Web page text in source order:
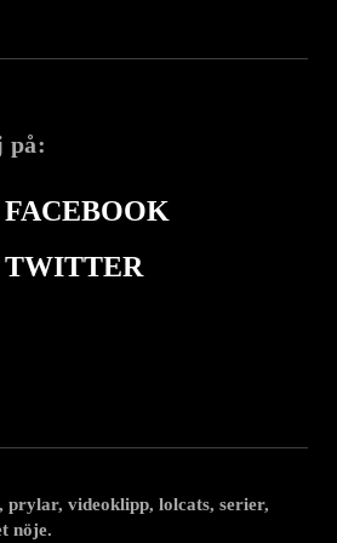
på:
FACEBOOK
TWITTER
prylar, videoklipp, lolcats, serier,
nöje.